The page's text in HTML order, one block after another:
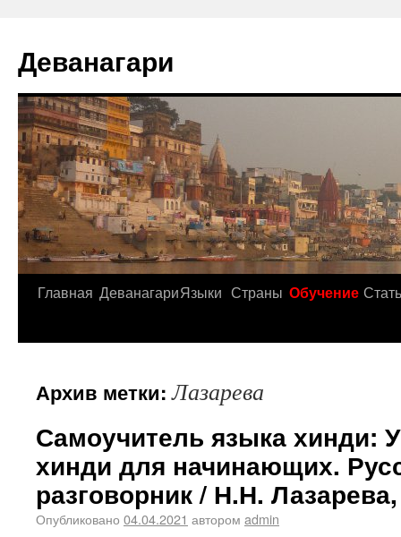
Деванагари
Главная ДеванагариЯзыки Страны Обучение
Архив метки:Лазарева
Самоучитель языка хинди:
хинди для начинающих.
разговорник / Н.Н.
Опубликовано 04.04.2021 автором admin